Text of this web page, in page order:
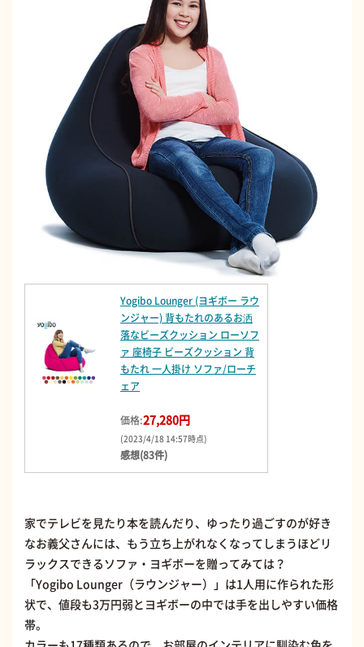
Yogibo Lounger (ヨギボー ラウ
ンジャー) 背もたれのあるお洒
落なビーズクッション ローソフ
ァ 座椅子 ビーズクッション 背
もたれ 一人掛け ソファ/ローチ
ェア
価格:27,280円
(2023/4/18 14:57時点)
感想(83件)
家でテレビを見たり本を読んだり、ゆったり過ごすのが好き
なお義父さんには、もう立ち上がれなくなってしまうほどリ
ラックスできるソファ・ヨギボーを贈ってみては？
「Yogibo Lounger（ラウンジャー）」は1人用に作られた形
状で、値段も3万円弱とヨギボーの中では手を出しやすい価格
帯。